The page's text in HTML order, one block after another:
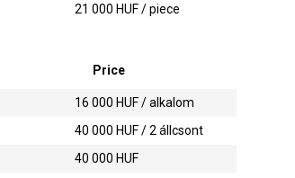
21 000 HUF / piece
Price
16 000 HUF / alkalom
40 000 HUF / 2 állcsont
40 000 HUF